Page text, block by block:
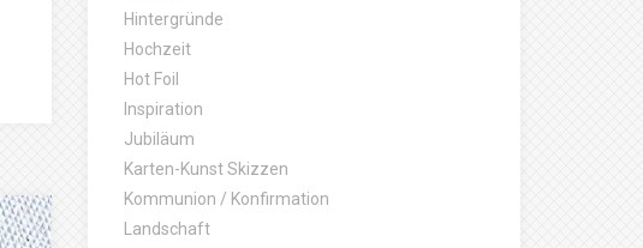
Hintergründe
Hochzeit
Hot Foil
Inspiration
Jubiläum
Karten-Kunst Skizzen
Kommunion / Konfirmation
Landschaft